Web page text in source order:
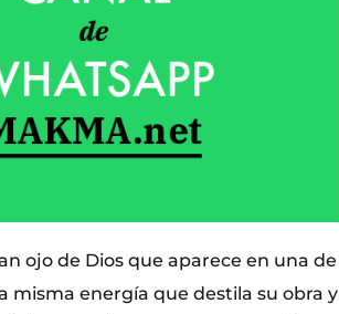
ojo de Dios que aparece en una de
misma energía que destila su obra y